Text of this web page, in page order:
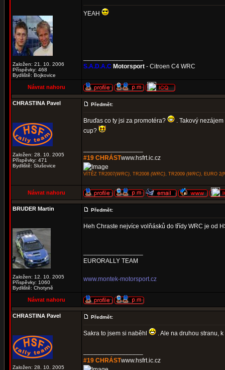
Založen: 21. 10. 2006
Příspěvky: 468
Bydliště: Bojkovice
YEAH
S.A.D.A.C Motorsport - Citroen C4 WRC
Návrat nahoru
CHRASTINA Pavel
Založen: 28. 10. 2005
Příspěvky: 471
Bydliště: Slušovice
Předmět:
Bruďas co ty jsi za promotéra?
. Takový
cup?
#19 CHRÁSTwww.hsfrt.ic.cz
VÍTĚZ TR2007(WRC), TR2008 (WRC), TR2009 (WRC), EURO 2
Návrat nahoru
BRUDER Martin
Založen: 12. 10. 2005
Příspěvky: 1060
Bydliště: Chotyně
Předmět:
Heh Chraste nejvíce volňásků do třídy WRC je od
EURORALLY TEAM
www.montek-motorsport.cz
Návrat nahoru
CHRASTINA Pavel
Založen: 28. 10. 2005
Předmět:
Sakra to jsem si naběhl . Ale na druhou stranu,
#19 CHRÁSTwww.hsfrt.ic.cz